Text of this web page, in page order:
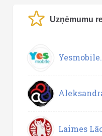
Uzņēmumu
Laimes